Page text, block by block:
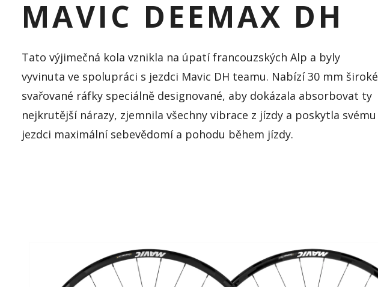
MAVIC DEEMAX DH
Tato výjimečná kola vznikla na úpatí francouzských Alp a byly
vyvinuta ve spolupráci s jezdci Mavic DH teamu. Nabízí 30 mm široké
svařované ráfky speciálně designované, aby dokázala absorbovat ty
nejkrutější nárazy, zjemnila všechny vibrace z jízdy a poskytla svému
jezdci maximální sebevědomí a pohodu během jízdy.